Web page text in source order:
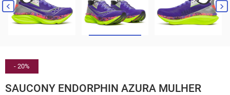
 
- 20%
SAUCONY ENDORPHIN AZURA MULHER